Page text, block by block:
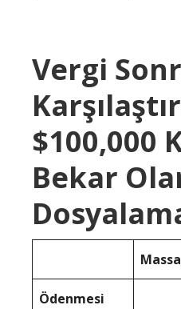
Vergi
$100,000
Bekar
Ödenmesi